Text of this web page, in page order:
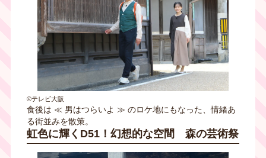
©テレビ大阪
食後は ≪ 男はつらいよ ≫ のロケ地にもなった、情緒あ
る街並みを散策。
虹色に輝くD51！幻想的な空間 森の芸術祭